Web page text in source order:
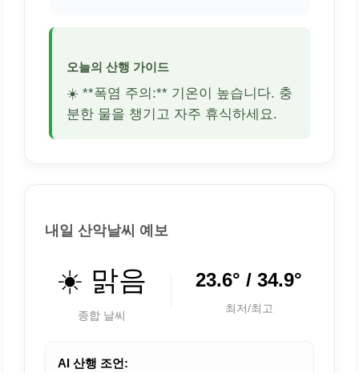
오늘의 산행 가이드
☀️ **폭염 주의:** 기온이 높습니다. 충
분한 물을 챙기고 자주 휴식하세요.
내일 산악날씨 예보
☀️ 맑음
종합 날씨
23.6° / 34.9°
최저/최고
AI 산행 조언: